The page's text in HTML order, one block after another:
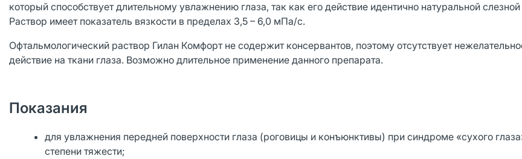
который способствует длительному увлажнению глаза, так как его действие идентично натуральной
Раствор имеет показатель вязкости в пределах 3,5 – 6,0 мПа/с.
Офтальмологический раствор Гилан Комфорт не содержит консервантов, поэтому отсутствует
действие на ткани глаза. Возможно длительное применение данного препарата.
Показания
для увлажнения передней поверхности глаза (роговицы и конъюнктивы) при синдроме «сухого
степени тяжести;